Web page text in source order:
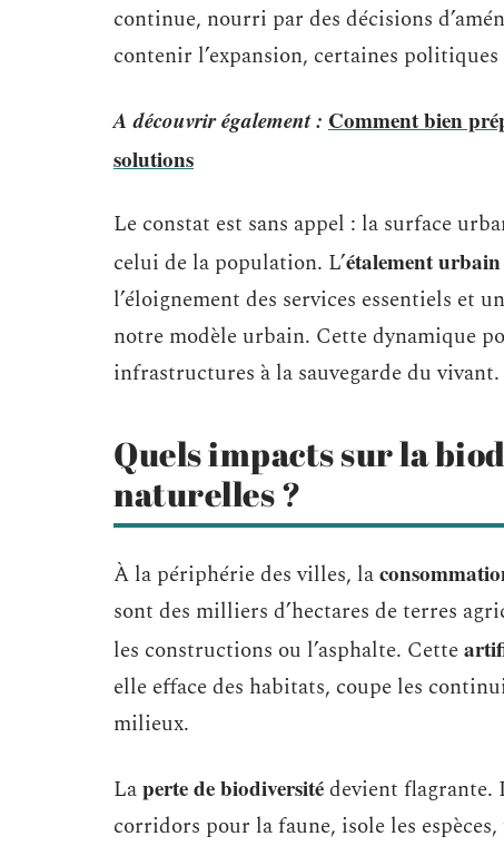
continue, nourri par des décisions
contenir l’expansion, certaines
A découvrir également : Comment bien
solutions
Le constat est sans appel : la surface
celui de la population. L’étalement urbain
l’éloignement des services essentiels et
notre modèle urbain. Cette dynamique
infrastructures à la sauvegarde du vivant.
Quels impacts sur la
naturelles ?
À la périphérie des villes, la
sont des milliers d’hectares de terres
les constructions ou l’asphalte. Cette
elle efface des habitats, coupe les
milieux.
Laperte de biodiversitédevient flagrante.
corridors pour la faune, isole les